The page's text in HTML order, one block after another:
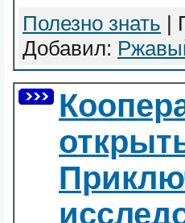
Полезно знать |
Добавил: